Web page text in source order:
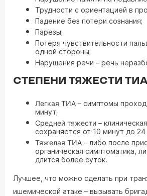
Трудности с ориентацией в
Падение без потери сознания;
Парезы;
Потеря чувствительности
одной стороны;
Нарушения речи – речь
СТЕПЕНИ ТЯЖЕСТИ ТИА
Легкая ТИА – симптомы
минут;
Средней тяжести –
сохраняется от 10 минут до 24
Тяжелая ТИА – либо после
органическая симптоматика,
длится более суток.
Лучшее, что можно сделать при
ишемической атаке – вызывать